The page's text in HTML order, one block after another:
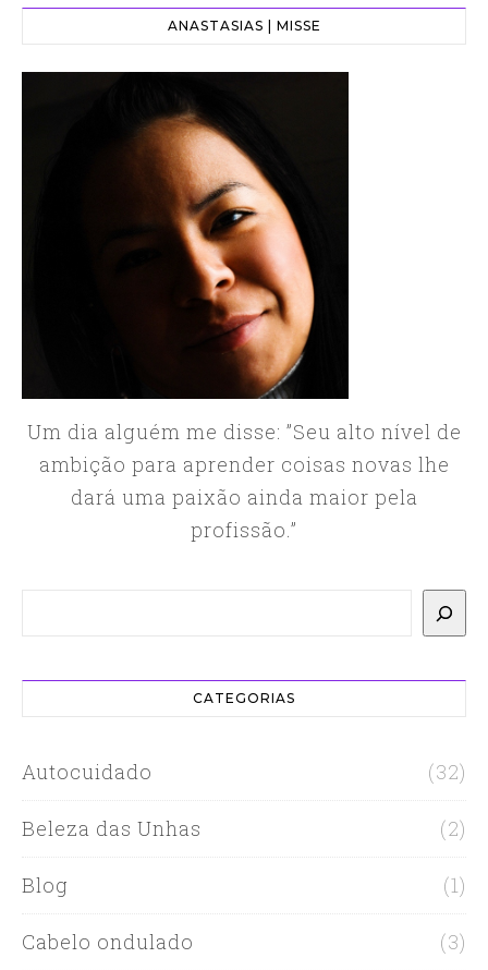
ANASTASIAS | MISSE
Um dia alguém me disse: ”Seu alto nível de
ambição para aprender coisas novas lhe
dará uma paixão ainda maior pela
profissão.”
CATEGORIAS
Autocuidado (32)
Beleza das Unhas (2)
Blog (1)
Cabelo ondulado (3)